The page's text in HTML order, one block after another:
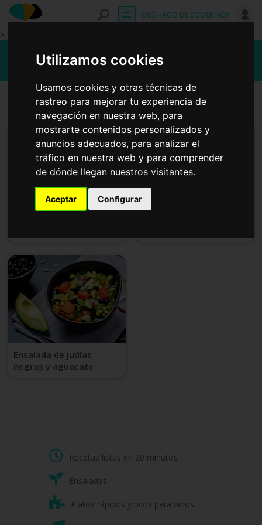
Utilizamos cookies
Usamos cookies y otras técnicas de
rastreo para mejorar tu experiencia de
navegación en nuestra web, para
mostrarte contenidos personalizados y
anuncios adecuados, para analizar el
tráfico en nuestra web y para comprender
de dónde llegan nuestros visitantes.
Aceptar Configurar
>
QUÉ HAGO DE COMER HOY Entrar
Recetas fáciles con guindilla
Primeros platos Platos principales
Ensalada de judías
negras y aguacate
Recetas listas en 20 minutos
Ensaladas
Platos rápidos y ricos para niños